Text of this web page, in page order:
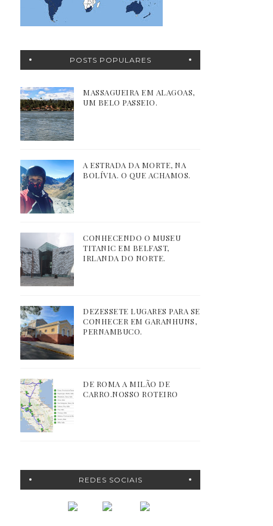
POSTS POPULARES
MASSAGUEIRA EM ALAGOAS,
UM BELO PASSEIO.
A ESTRADA DA MORTE, NA
BOLÍVIA. O QUE ACHAMOS.
CONHECENDO O MUSEU
TITANIC EM BELFAST,
IRLANDA DO NORTE.
DEZESSETE LUGARES PARA SE
CONHECER EM GARANHUNS,
PERNAMBUCO.
DE ROMA A MILÃO DE
CARRO.NOSSO ROTEIRO
REDES SOCIAIS